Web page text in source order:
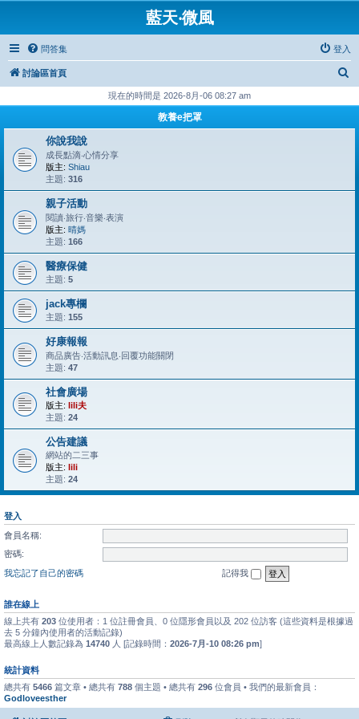
藍天‧微風
問答集 登入
討論區首頁
現在的時間是 2026-8月-06 08:27 am
教養e把罩
你說我說
成長點滴‧心情分享
版主: Shiau
主題: 316
親子活動
閱讀‧旅行‧音樂‧表演
版主: 晴媽
主題: 166
醫療保健
主題: 5
jack專欄
主題: 155
好康報報
商品廣告‧活動訊息‧回覆功能關閉
主題: 47
社會廣場
版主: lili夫
主題: 24
公告建議
網站的二三事
版主: lili
主題: 24
登入
會員名稱:
密碼:
我忘記了自己的密碼
記得我
誰在線上
線上共有 203 位使用者：1 位註冊會員、0 位隱形會員以及 202 位訪客 (這些資料是根據過
去 5 分鐘內使用者的活動記錄)
最高線上人數記錄為 14740 人 [記錄時間： 2026-7月-10 08:26 pm]
統計資料
總共有 5466 篇文章 • 總共有 788 個主題 • 總共有 296 位會員 • 我們的最新會員：
Godloveesther